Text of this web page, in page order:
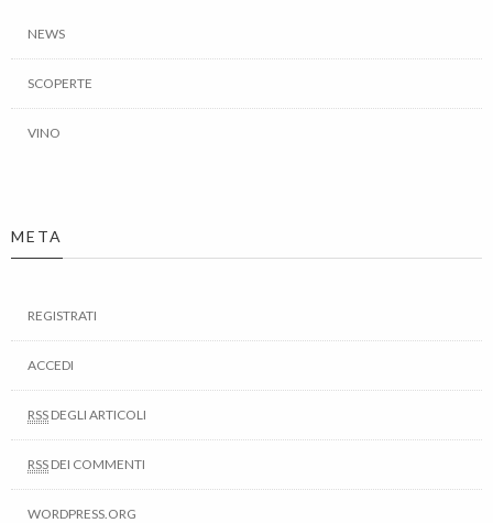
NEWS
SCOPERTE
VINO
META
REGISTRATI
ACCEDI
RSS DEGLI ARTICOLI
RSS DEI COMMENTI
WORDPRESS.ORG